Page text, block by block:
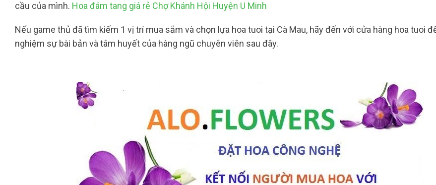
cầu của mình. Hoa đám tang giá rẻ Chợ Khánh Hội Huyện U Minh
Nếu game thủ đã tìm kiếm 1 vị trí mua sắm và chọn lựa hoa tuoi tại Cà Mau, hãy đến với cửa hàng hoa tuoi
nghiệm sự bài bản và tâm huyết của hàng ngũ chuyên viên sau đây.